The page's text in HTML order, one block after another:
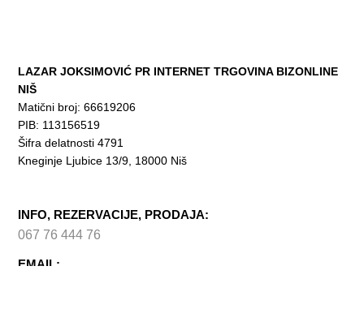
LAZAR JOKSIMOVIĆ PR INTERNET TRGOVINA BIZONLINE
NIŠ
Matični broj: 66619206
PIB: 113156519
Šifra delatnosti 4791
Kneginje Ljubice 13/9, 18000 Niš
INFO, REZERVACIJE, PRODAJA:
067 76 444 76
EMAIL: